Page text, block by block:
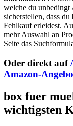
welche du unbedingt
sicherstellen, dass du
Fehlkauf erleidest.
mehr Auswahl an
Seite das
Oder direkt auf
Amazon-
box fuer
wichtigsten